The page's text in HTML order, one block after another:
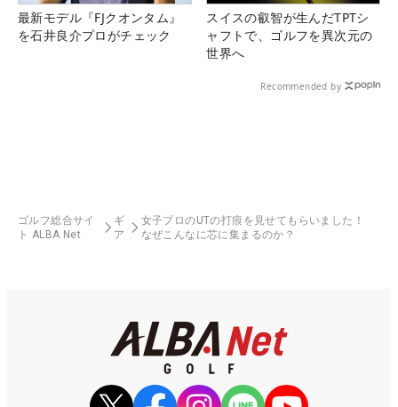
最新モデル『FJクオンタム』
を石井良介プロがチェック
スイスの叡智が生んだTPTシ
ャフトで、ゴルフを異次元の
世界へ
Recommended by
ゴルフ総合サイ
ト ALBA Net
ギ
ア
女子プロのUTの打痕を見せてもらいました！
なぜこんなに芯に集まるのか？